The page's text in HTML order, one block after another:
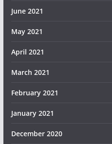
June 2021
May 2021
April 2021
March 2021
February 2021
January 2021
December 2020